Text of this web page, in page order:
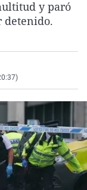
rosa de los vientos
el perro y el
de
Viuda
Rioja
Vasco
y paró
detenido.